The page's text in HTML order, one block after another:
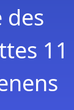
des
11